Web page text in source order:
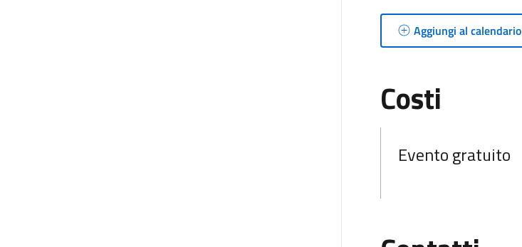
Aggiungi al calendario
Costi
Evento gratuito